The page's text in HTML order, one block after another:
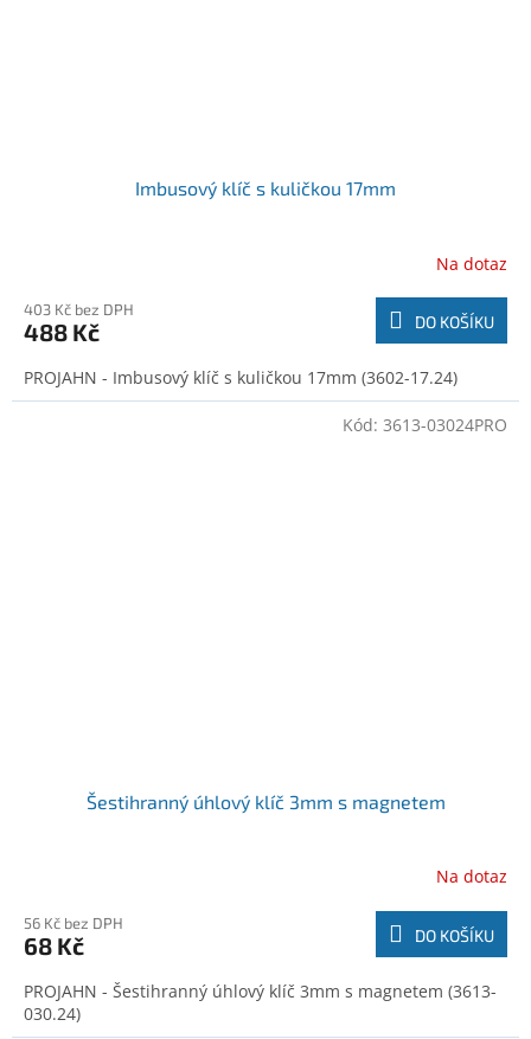
Imbusový klíč s kuličkou 17mm
Na dotaz
403 Kč bez DPH
488 Kč DO KOŠÍKU
PROJAHN - Imbusový klíč s kuličkou 17mm (3602-17.24)
Šestihranný úhlový klíč 3mm s magnetem
Na dotaz
56 Kč bez DPH
68 Kč DO KOŠÍKU
PROJAHN - Šestihranný úhlový klíč 3mm s magnetem (3613-
030.24)
Kód: 3613-03024PRO